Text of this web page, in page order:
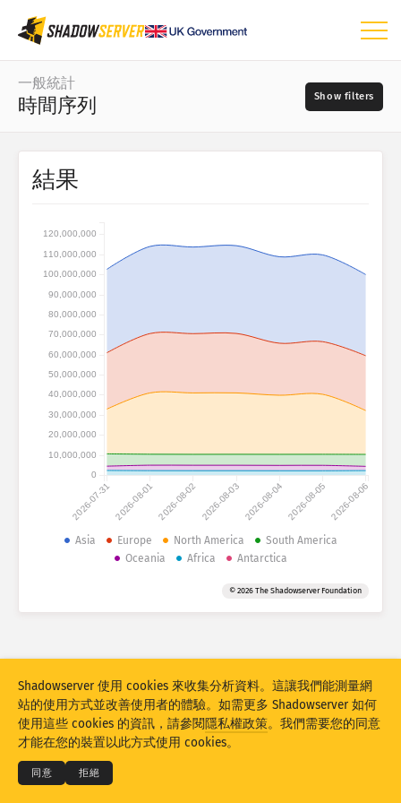
儀表板
一般統計
世界地圖
區域地圖
矩形式樹狀結構圖
時間序列
視覺化
攻擊統計：漏洞
攻擊統計：裝置
一般統計
時間序列
資料範圍
嚴重性
下載 PNG
結果
2026-07-31 2026-08-01 2026-08-02 2026-08-03 2026-08-04 2026-08-05 2026-08-06
0
10,000,000
20,000,000
30,000,000
40,000,000
50,000,000
60,000,000
70,000,000
80,000,000
90,000,000
100,000,000
110,000,000
120,000,000
Asia Europe North America
South America
Oceania
Africa Antarctica
© 2026 The Shadowserver Foundation
© 2026THE SHADOWSERVER FOUNDATION
隱私權和條款
聯絡我們 鳴謝
Shadowserver 使用 cookies 來收集分析資料。這讓我們能測量網
站的使用方式並改善使用者的體驗。如需更多 Shadowserver 如何
使用這些 cookies 的資訊，請參閱隱私權政策。我們需要您的同意
才能在您的裝置以此方式使用 cookies。
同意 拒絕